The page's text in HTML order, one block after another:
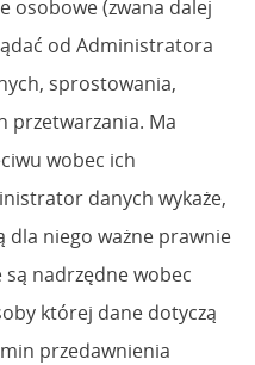
osobowe (zwana dalej
od Administratora
sprostowania,
przetwarzania. Ma
wobec ich
danych wykaże,
dla niego ważne prawnie
nadrzędne wobec
której dane dotyczą
przedawnienia